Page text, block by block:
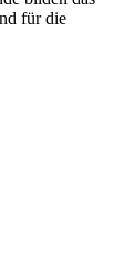
für die